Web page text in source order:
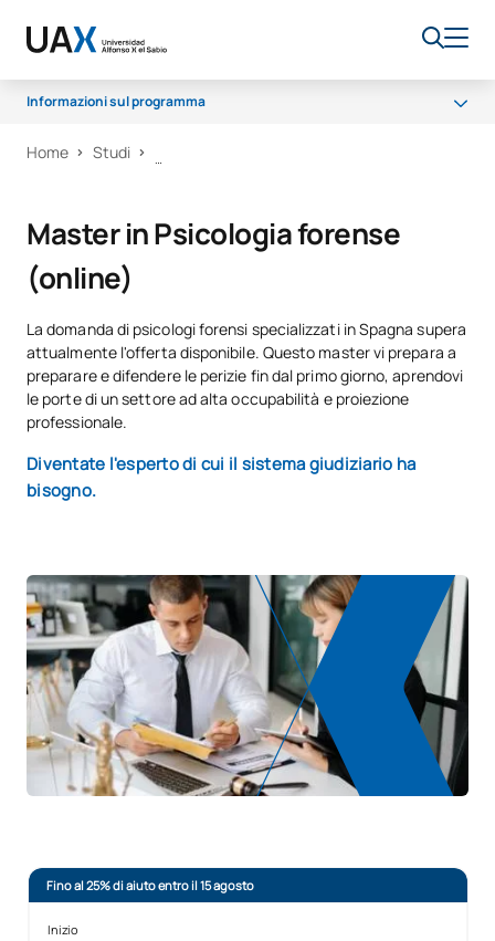
Informazioni sul programma
Cosa imparerai?
Opportunità di carriera
Borse di studio e aiuti finanziari
Home Studi
Master in Psicologia forense
(online)
La domanda di psicologi forensi specializzati in Spagna supera
attualmente l'offerta disponibile. Questo master vi prepara a
preparare e difendere le perizie fin dal primo giorno, aprendovi
le porte di un settore ad alta occupabilità e proiezione
professionale.
Diventate l'esperto di cui il sistema giudiziario ha
bisogno.
Fino al 25% di aiuto entro il 15 agosto
Inizio